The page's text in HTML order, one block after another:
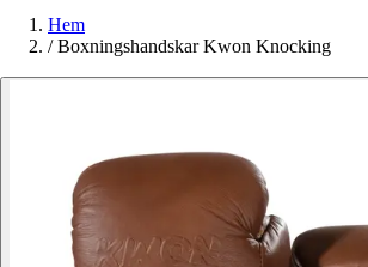
Hem
/ Boxningshandskar Kwon Knocking